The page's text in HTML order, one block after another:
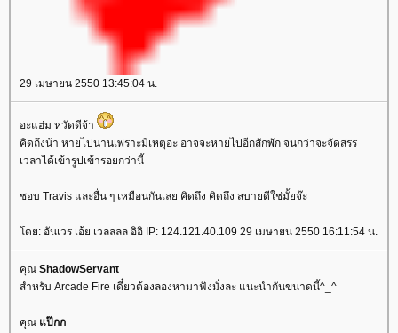
29 เมษายน 2550 13:45:04 น.
อะแฮ่ม หวัดดีจ้า
คิดถึงน้า หายไปนานเพราะมีเหตุอะ อาจจะหายไปอีกสักพัก จนกว่าจะจัดสรร
เวลาได้เข้ารูปเข้ารอยกว่านี้
ชอบ Travis และอื่น ๆ เหมือนกันเลย คิดถึง คิดถึง สบายดีใช่มั้ยจ๊ะ
ดย: อันเวร เอ้ย เวลลลล อิอิ IP: 124.121.40.109 29 เมษายน 2550 16:11:54 น.
คุณ ShadowServant
สำหรับ Arcade Fire เดี๋ยวต้องลองหามาฟังมั่งละ แนะนำกันขนาดนี้^_^
คุณ ป๊กก